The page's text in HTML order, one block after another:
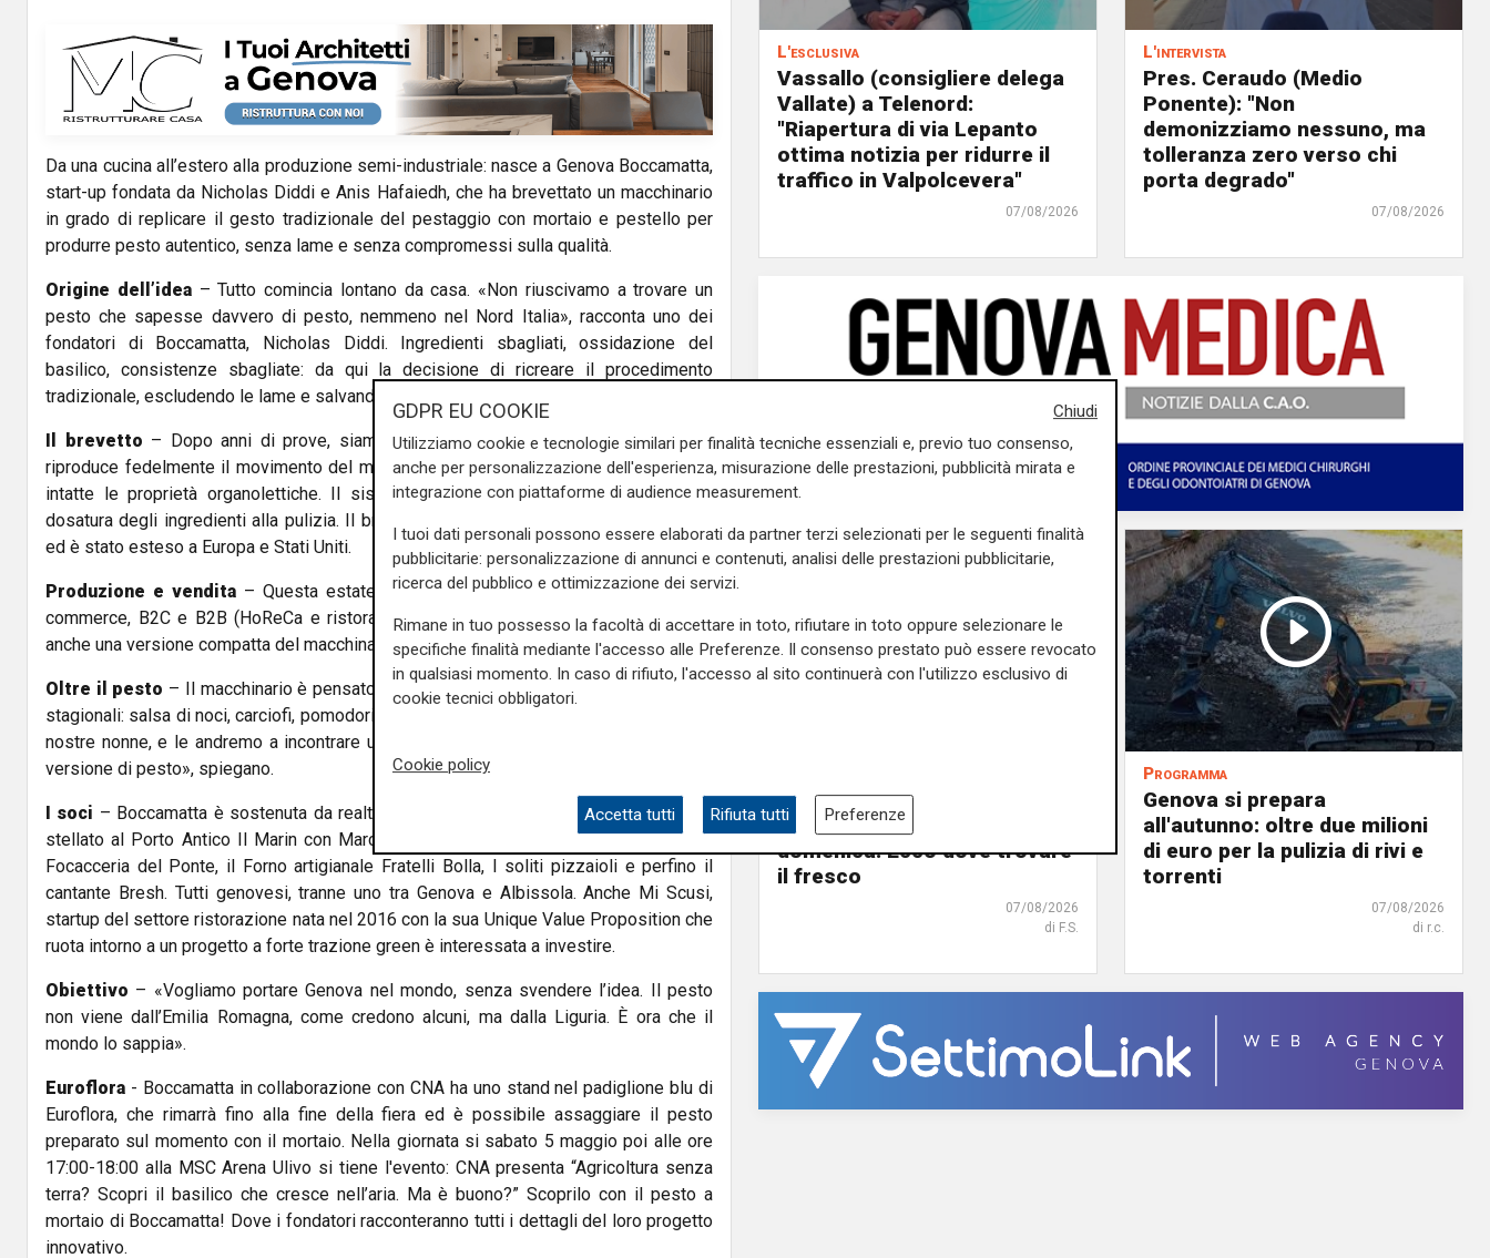
i
d
e
o
Da una cucina all’estero alla produzione semi-industriale: nasce a Genova Boccamatta,
start-up fondata da Nicholas Diddi e Anis Hafaiedh, che ha brevettato un macchinario
in grado di replicare il gesto tradizionale del pestaggio con mortaio e pestello per
produrre pesto autentico, senza lame e senza compromessi sulla qualità.
Origine dell’idea – Tutto comincia lontano da casa. «Non riuscivamo a trovare un
pesto che sapesse davvero di pesto, nemmeno nel Nord Italia», racconta uno dei
fondatori di Boccamatta, Nicholas Diddi. Ingredienti sbagliati, ossidazione del
basilico, consistenze sbagliate: da qui la decisione di ricreare il procedimento
tradizionale, escludendo le lame e salvando gusto e colore.
Il brevetto – Dopo anni di prove, siamo riusciti a realizzare un macchinario che
riproduce fedelmente il movimento del mortaio: evita il surriscaldamento e mantiene
intatte le proprietà organolettiche. Il sistema è automatizzato in ogni fase, dalla
dosatura degli ingredienti alla pulizia. Il brevetto ha ottenuto 9 rivendicazioni in Italia
ed è stato esteso a Europa e Stati Uniti.
Produzione e vendita – Questa estate partirà la produzione attraverso canali e-
commerce, B2C e B2B (HoReCa e ristoratori). Dalla primavera 2026 sarà in vendita
anche una versione compatta del macchinario, pensata per ristoranti e privati.
Oltre il pesto – Il macchinario è pensato anche per realizzare una gamma di pestati
stagionali: salsa di noci, carciofi, pomodori, melanzane. «Abbiamo deciso di onorare le
nostre nonne, e le andremo a incontrare una a una, per raccogliere e raccontare ogni
versione di pesto», spiegano.
I soci – Boccamatta è sostenuta da realtà del territorio importanti come il ristorante
stellato al Porto Antico Il Marin con Marco Visciola, Trattoria Quelli dell’Acciughetta,
Focacceria del Ponte, il Forno artigianale Fratelli Bolla, I soliti pizzaioli e perfino il
cantante Bresh. Tutti genovesi, tranne uno tra Genova e Albissola. Anche Mi Scusi,
startup del settore ristorazione nata nel 2016 con la sua Unique Value Proposition che
ruota intorno a un progetto a forte trazione green è interessata a investire.
Obiettivo – «Vogliamo portare Genova nel mondo, senza svendere l’idea. Il pesto
non viene dall’Emilia Romagna, come credono alcuni, ma dalla Liguria. È ora che il
mondo lo sappia».
Euroflora - Boccamatta in collaborazione con CNA ha uno stand nel padiglione blu di
Euroflora, che rimarrà fino alla fine della fiera ed è possibile assaggiare il pesto
preparato sul momento con il mortaio. Nella giornata si sabato 5 maggio poi alle ore
17:00-18:00 alla MSC Arena Ulivo si tiene l'evento: CNA presenta “Agricoltura senza
terra? Scopri il basilico che cresce nell’aria. Ma è buono?” Scoprilo con il pesto a
mortaio di Boccamatta! Dove i fondatori racconteranno tutti i dettagli del loro progetto
innovativo.
L'esclusiva
Vassallo (consigliere delega
Vallate) a Telenord:
"Riapertura di via Lepanto
ottima notizia per ridurre il
traffico in Valpolcevera"
07/08/2026
L'intervista
Pres. Ceraudo (Medio
Ponente): "Non
demonizziamo nessuno, ma
tolleranza zero verso chi
porta degrado"
07/08/2026
Caldo atroce, a Genova sarà
bollino rosso fino a
domenica. Ecco dove trovare
il fresco
07/08/2026
di F.S.
Programma
Genova si prepara
all'autunno: oltre due milioni
di euro per la pulizia di rivi e
torrenti
07/08/2026
di r.c.
Chiudi
GDPR EU COOKIE
Utilizziamo cookie e tecnologie similari per finalità tecniche essenziali e, previo tuo consenso,
anche per personalizzazione dell'esperienza, misurazione delle prestazioni, pubblicità mirata e
integrazione con piattaforme di audience measurement.
I tuoi dati personali possono essere elaborati da partner terzi selezionati per le seguenti finalità
pubblicitarie: personalizzazione di annunci e contenuti, analisi delle prestazioni pubblicitarie,
ricerca del pubblico e ottimizzazione dei servizi.
Rimane in tuo possesso la facoltà di accettare in toto, rifiutare in toto oppure selezionare le
specifiche finalità mediante l'accesso alle Preferenze. Il consenso prestato può essere revocato
in qualsiasi momento. In caso di rifiuto, l'accesso al sito continuerà con l'utilizzo esclusivo di
cookie tecnici obbligatori.
Cookie policy
Accetta tutti Rifiuta tutti Preferenze